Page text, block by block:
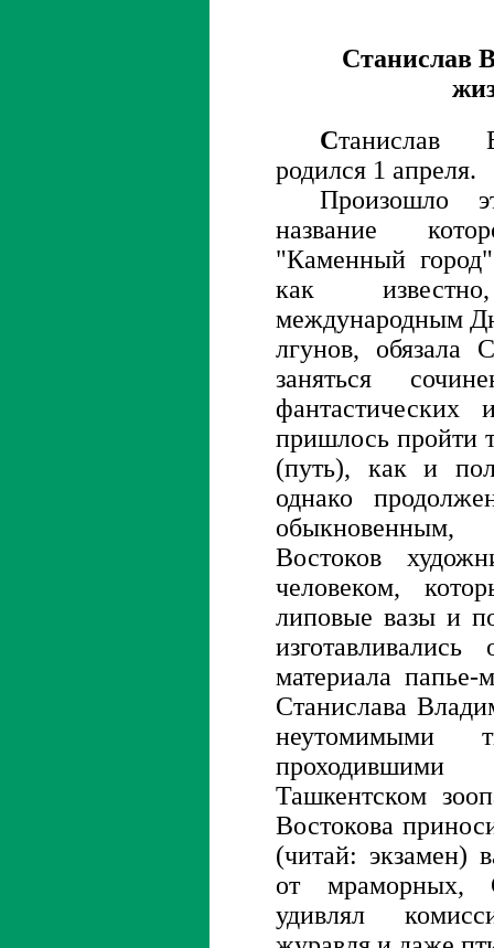
Станислав
Станислав
родился 1 апреля.
Произошло
название
"Каменный
как
международным
лгунов, обязала
заняться
пришлось пройти
(путь), как и
однако
Востоков
человеком,
липовые вазы и
материала
Станислава
неутомимыми
Ташкентском
Востокова
(читай: экзамен)
от мраморных,
удивлял